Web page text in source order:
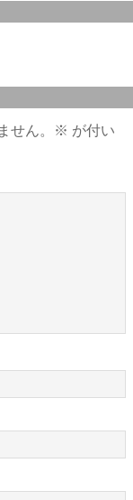
せん。 ※ が付い